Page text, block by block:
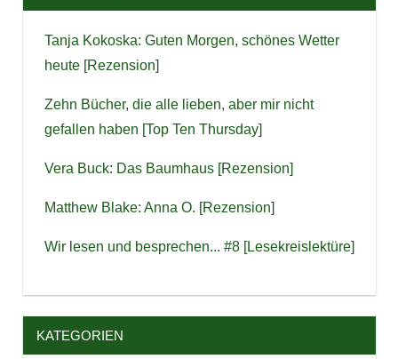
Tanja Kokoska: Guten Morgen, schönes Wetter
heute [Rezension]
Zehn Bücher, die alle lieben, aber mir nicht
gefallen haben [Top Ten Thursday]
Vera Buck: Das Baumhaus [Rezension]
Matthew Blake: Anna O. [Rezension]
Wir lesen und besprechen... #8 [Lesekreislektüre]
KATEGORIEN